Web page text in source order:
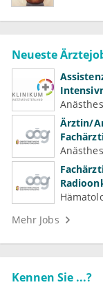
Neueste
Ärztin/
Mehr Jobs
Kennen Sie ...?